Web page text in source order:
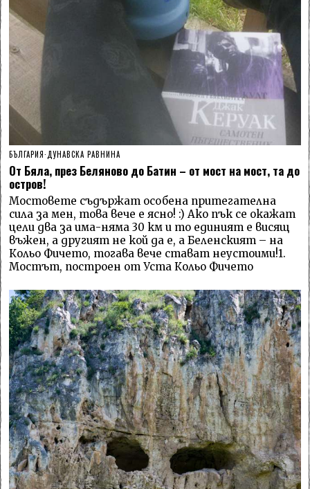
БЪЛГАРИЯ·ДУНАВСКА РАВНИНА
От Бяла, през Беляново до Батин – от мост на мост, та до
остров!
Мостовете съдържат особена притегателна
сила за мен, това вече е ясно! :) Ако пък се окажат
цели два за има-няма 30 км и то единият е висящ
въжен, а другият не кой да е, а Беленският – на
Кольо Фичето, тогава вече стават неустоими!1.
Мостът, построен от Уста Кольо Фичето